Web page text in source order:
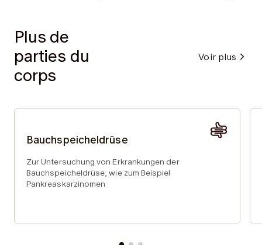
Plus de
parties du
corps
Voir plus
Bauchspeicheldrüse
Zur Untersuchung von Erkrankungen der
Bauchspeicheldrüse, wie zum Beispiel
Pankreaskarzinomen